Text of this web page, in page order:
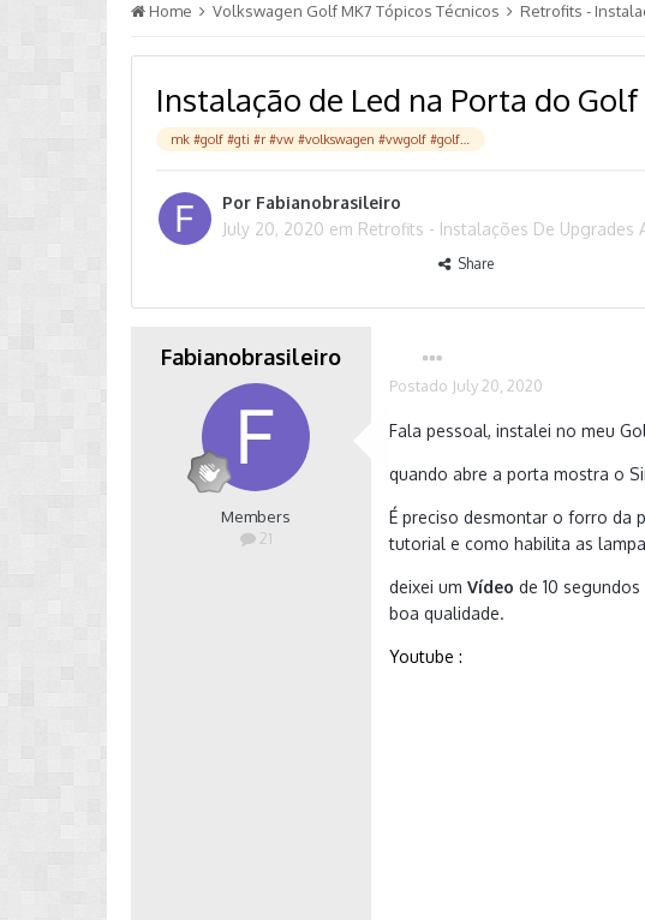
Home Volkswagen Golf MK7 Tópicos Técnicos Retrofits -
Instalação de Led na Porta do Golf
mk #golf #gti #r #vw #volkswagen #vwgolf #golfmk #golfr #golfgti #vag #vwlove #cars #vwgti #owners #gtd #turbo #car #gtimk #carsofinstagram #dsg #vdub #volkswagengolf #vwbuddies #vwlife #jetta #vwmk #tsi #carporn #bhfyp
Por Fabianobrasileiro
July 20, 2020 em Retrofits - Instalações De Upgrades
Share
Fabianobrasileiro
Members
21
Postado July 20, 2020
Fala pessoal, instalei no meu
quando abre a porta mostra o
É preciso desmontar o forro da
tutorial e como habilita as
deixei umVídeo de 10
boa qualidade.
Youtube: